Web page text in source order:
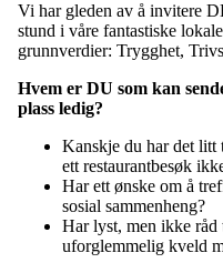
Vi har gleden av å invitere
stund i våre fantastiske
grunnverdier: Trygghet,
Hvem er DU som kan
plass ledig?
Kanskje du har det litt
ett restaurantbesøk
Har ett ønske om å
sosial sammenheng?
Har lyst, men ikke råd
uforglemmelig kveld